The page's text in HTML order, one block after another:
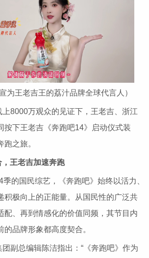
为王老吉王的荔汁品牌全球代言人）
8000万观众的见证下，王老吉、浙江
按下王老吉《奔跑吧14》启动仪式装
之旅。
，王老吉加速奔跑
的国民综艺，《奔跑吧》始终以活力、
积极向上的正能量。从国民性的广泛共
配、再到情感化的价值同频，其节目内
品牌形象都高度契合。
副总编辑陈洁指出：“《奔跑吧》作为